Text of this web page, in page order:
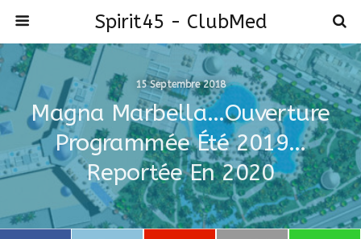
Spirit45 - ClubMed
15 Septembre 2018
Magna Marbella…ouverture
Programmée Été 2019…
Reportée En 2020